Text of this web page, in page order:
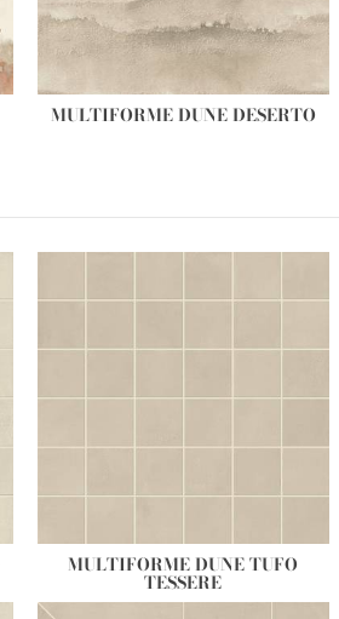
MULTIFORME DUNE DESERTO
MULTIFORME DUNE TUFO
TESSERE